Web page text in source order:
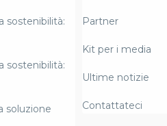
sostenibilità:
sostenibilità:
soluzione
Partner
Kit per i media
Ultime notizie
Contattateci